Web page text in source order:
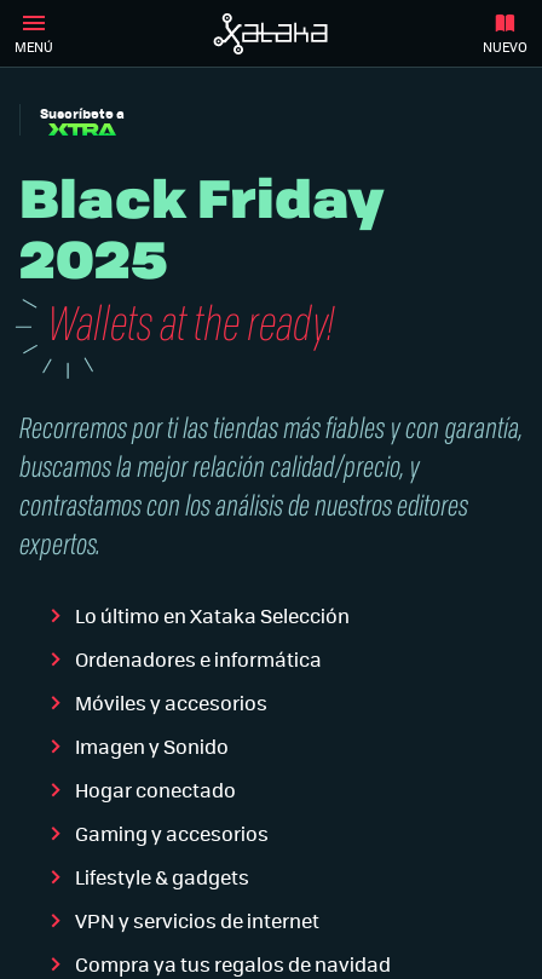
Suscríbete a
MENÚ NUEVO
Black Friday
2025
Wallets at the ready!
Recorremos por ti las tiendas más fiables y con garantía,
buscamos la mejor relación calidad/precio, y
contrastamos con los análisis de nuestros editores
expertos.
Lo último en Xataka Selección
Ordenadores e informática
Móviles y accesorios
Imagen y Sonido
Hogar conectado
Gaming y accesorios
Lifestyle & gadgets
VPN y servicios de internet
Compra ya tus regalos de navidad